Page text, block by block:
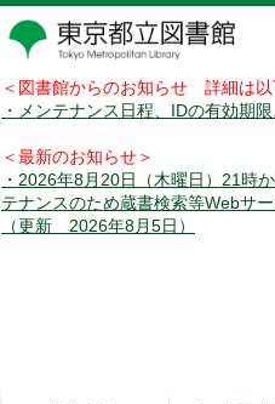
＜図書館からのお知らせ 詳細は以
・メンテナンス日程、IDの有効期
＜最新のお知らせ＞
・2026年8月20日（木曜日）21時
テナンスのため蔵書検索等Webサ
（更新 2026年8月5日）